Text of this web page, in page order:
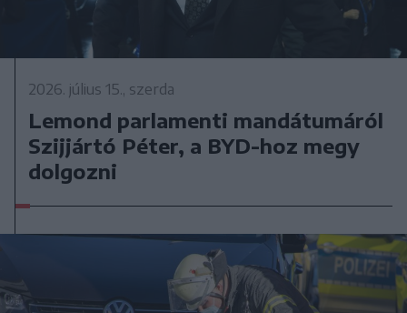
2026. július 15., szerda
Lemond parlamenti mandátumáról
Szijjártó Péter, a BYD-hoz megy
dolgozni